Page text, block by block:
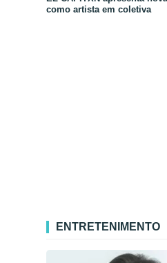
como artista em coletiva
ENTRETENIMENTO